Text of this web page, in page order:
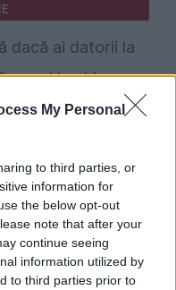
My Personal
to third parties, or
information for
the below opt-out
note that after your
continue seeing
information utilized by
to third parties prior to
dacă ai datorii la
mergi la ghișeu